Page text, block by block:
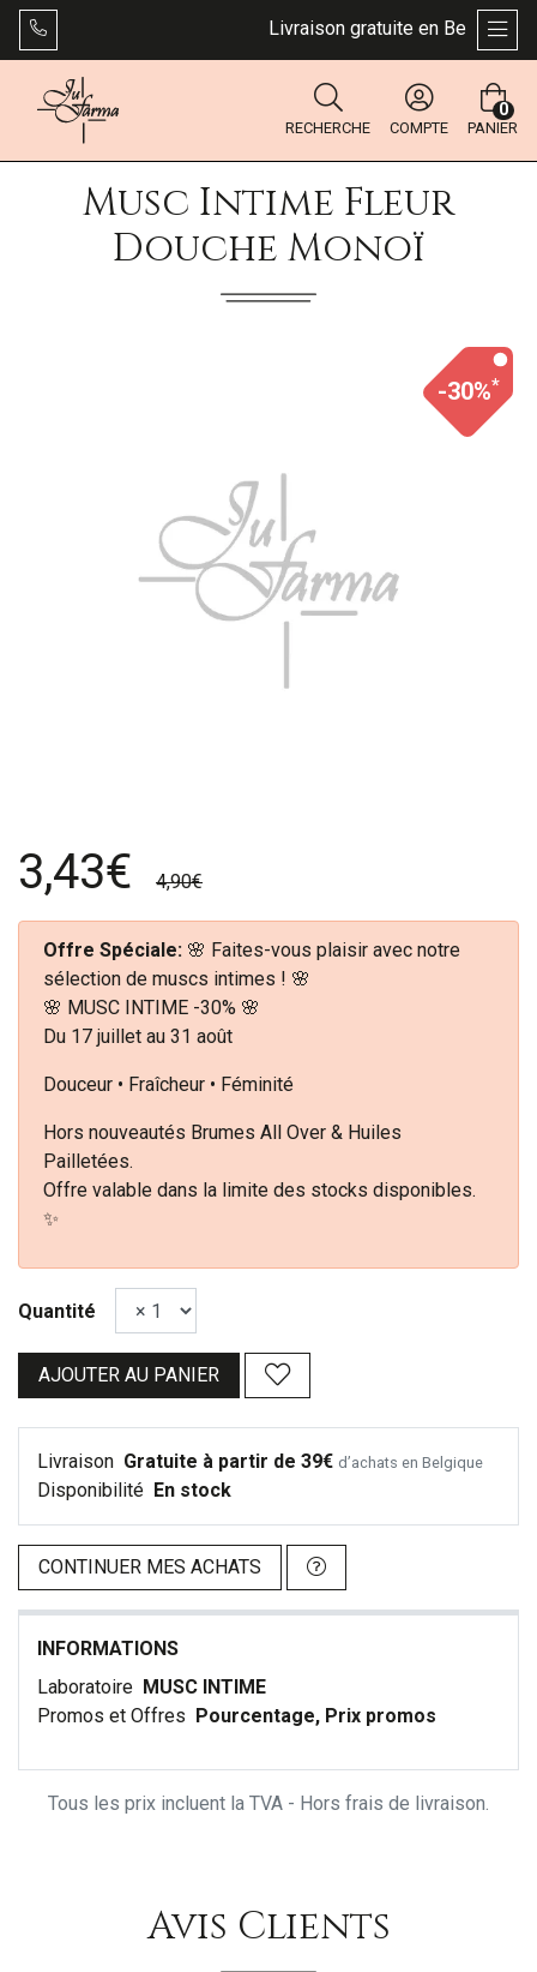
Livraison gratuite en Belgique
RECHERCHE COMPTE PANIER
0
Musc Intime Fleur
Douche Monoï
-30%*
3,43€ 4,90€
Offre Spéciale: 🌸 Faites-vous plaisir avec notre
sélection de muscs intimes ! 🌸
🌸 MUSC INTIME -30% 🌸
Du 17 juillet au 31 août
Douceur • Fraîcheur • Féminité
Hors nouveautés Brumes All Over & Huiles
Pailletées.
Offre valable dans la limite des stocks disponibles.
✨
Quantité
AJOUTER AU PANIER
Livraison Gratuite à partir de 39€ d’achats en Belgique
Disponibilité En stock
CONTINUER MES ACHATS
INFORMATIONS
Laboratoire MUSC INTIME
Promos et Offres
Pourcentage, Prix promos
Tous les prix incluent la TVA - Hors frais de livraison.
Avis Clients